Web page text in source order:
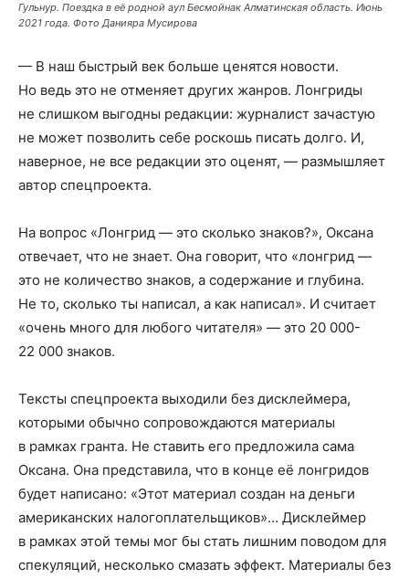
Гульнур. Поездка в её родной аул Бесмойнак Алматинская область. Июнь
2021 года. Фото Данияра Мусирова
— В наш быстрый век больше ценятся новости.
Но ведь это не отменяет других жанров. Лонгриды
не слишком выгодны редакции: журналист зачастую
не может позволить себе роскошь писать долго. И,
наверное, не все редакции это оценят, — размышляет
автор спецпроекта.
На вопрос «Лонгрид — это сколько знаков?», Оксана
отвечает, что не знает. Она говорит, что «лонгрид —
это не количество знаков, а содержание и глубина.
Не то, сколько ты написал, а как написал». И считает
«очень много для любого читателя» — это 20 000-
22 000 знаков.
Тексты спецпроекта выходили без дисклеймера,
которыми обычно сопровождаются материалы
в рамках гранта. Не ставить его предложила сама
Оксана. Она представила, что в конце её лонгридов
будет написано: «Этот материал создан на деньги
американских налогоплательщиков»… Дисклеймер
в рамках этой темы мог бы стать лишним поводом для
спекуляций, несколько смазать эффект. Материалы без